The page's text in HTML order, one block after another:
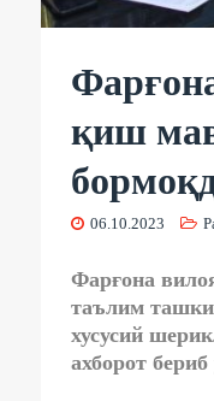
қиш
06.10.2023
Фарғона
таълим
хусусий
ахборот